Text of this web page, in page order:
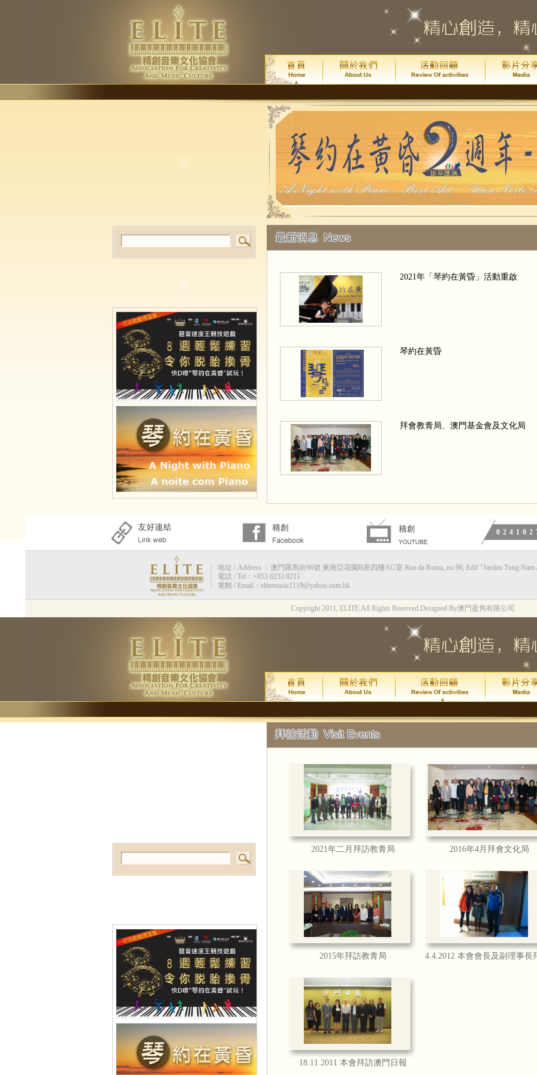
2021年「琴約在黃昏」活動重啟
琴約在黃昏
拜會教青局、澳門基金會及文化局
演出時間：2015年8月8日星期六下午
演出地點：香港九龍灣Megabox 通利演
票價：HK$130
琴約在黃昏2週年*拔萃匯演
演出時間： 2015 年 7 月 24 日 (
演出地點：澳門文化中心綜合劇
甘仕良流行鋼琴新體驗--澳門站
2015年7月 4 號及加開的 11 號門
演出地點：澳門亞洲鋼琴城
吳善欣同學喜獲 2014年澳門區英國
本會接受有線電視訪問2014
本會有幸獲澳門有線電視互動台CH2
女士，創會會長莫綺玲大律師及理事長
甘仕良CD集--琴約在黃昏
行、各CD舖及書局及澳門通利琴行、
http://www.tdm.com.mo/c_video/
地址 / Address ：澳門羅馬街96號 東南亞花園B座四樓AG室 Rua da Roma, no.96, Edif "Jardim Tung
電話 / Tel：+853 6233 8211
電郵 / Email：elitemusic1119@yahoo.com.hk
Copyright 2011, ELITE.All Rights Reserved.Designed By澳門盈雋有限公司
2021年二月拜訪教青局 2016年4月拜會文化局
2015年拜訪教青局
18.11.2011 本會拜訪澳門日報